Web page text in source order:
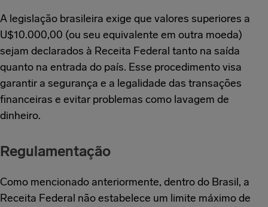
A legislação brasileira exige que valores superiores a
U$10.000,00 (ou seu equivalente em outra moeda)
sejam declarados à Receita Federal tanto na saída
quanto na entrada do país. Esse procedimento visa
garantir a segurança e a legalidade das transações
financeiras e evitar problemas como lavagem de
dinheiro.
Regulamentação
Como mencionado anteriormente, dentro do Brasil, a
Receita Federal não estabelece um limite máximo de